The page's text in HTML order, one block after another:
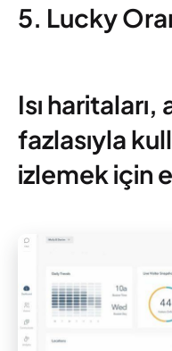
5. Lucky
Isı
fazlasıyla
izlemek için